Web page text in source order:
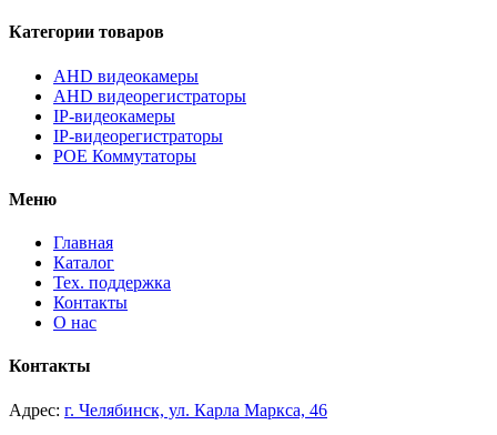
Категории товаров
AHD видеокамеры
AHD видеорегистраторы
IP-видеокамеры
IP-видеорегистраторы
POE Коммутаторы
Меню
Главная
Каталог
Тех. поддержка
Контакты
О нас
Контакты
Адрес: г. Челябинск, ул. Карла Маркса, 46